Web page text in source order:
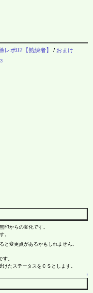
レポ02【熟練者】 / おまけ
印からの変化です。
。
変更点があるかもしれません。
。
たステータスをＣＳとします。
↑